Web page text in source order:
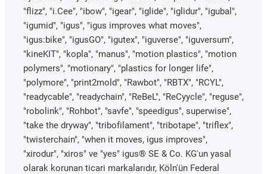
"flizz", "i.Cee", "ibow", "igear", "iglide", "iglidur", "igubal",
"igumid", "igus", "igus improves what moves",
"igus:bike", "igusGO", "igutex", "iguverse", "iguversum",
"kineKIT", "kopla", "manus", "motion plastics", "motion
polymers", "motionary", "plastics for longer life",
"polymore", "print2mold", "Rawbot", "RBTX", "RCYL",
"readycable", "readychain", "ReBeL", "ReCyycle", "reguse",
"robolink", "Rohbot", "savfe", "speedigus", superwise",
"take the dryway", "tribofilament", "tribotape", "triflex",
"twisterchain", "when it moves, igus improves",
"xirodur", "xiros" ve "yes" igus® SE & Co. KG'un yasal
olarak korunan ticari markalarıdır, Köln'ün Federal